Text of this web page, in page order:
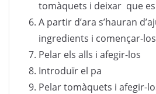
tomàquets i deixar que
A partir d’ara s’hauran
ingredients i començar-
Pelar els alls i afegir-los
Introduïr el pa
Pelar tomàquets i afegir-